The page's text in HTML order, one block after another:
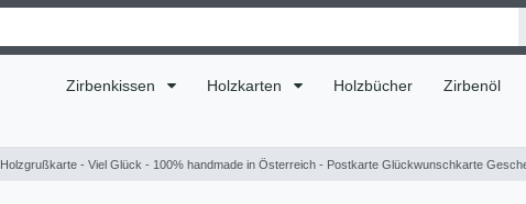
Zirbenkissen Holzkarten Holzbücher Zirbenöl
Holzgrußkarte - Viel Glück - 100% handmade in Österreich - Postkarte Glückwunschkarte